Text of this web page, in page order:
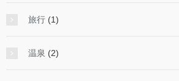
旅行 (1)
温泉 (2)